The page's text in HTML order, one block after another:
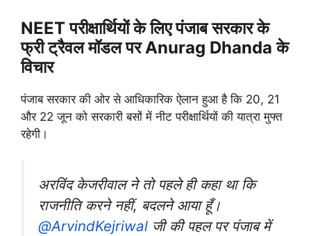
NEET परीक्षार्थियों के लिए पंजाब सरकार के
फ्री ट्रैवल मॉडल पर Anurag Dhanda के
विचार
पंजाब सरकार की ओर से आधिकारिक ऐलान हुआ है कि 20, 21
और 22 जून को सरकारी बसों में नीट परीक्षार्थियों की यात्रा मुफ्त
रहेगी।
अरविंद केजरीवाल ने तो पहले ही कहा था कि
राजनीति करने नहीं, बदलने आया हूँ।
@ArvindKejriwal जी की पहल पर पंजाब में